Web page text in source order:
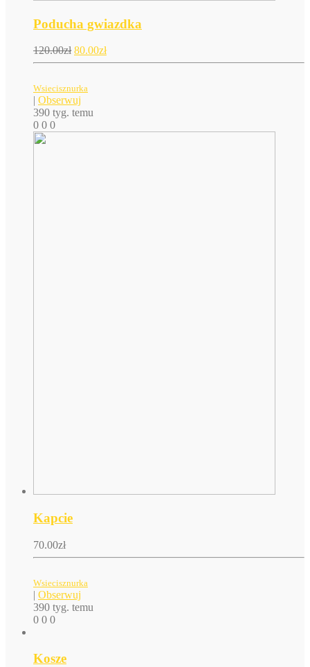
Poducha gwiazdka
120.00zł 80.00zł
Wsiecisznurka
| Obserwuj
390 tyg. temu
0 0 0
Kapcie
70.00zł
Wsiecisznurka
| Obserwuj
390 tyg. temu
0 0 0
Kosze